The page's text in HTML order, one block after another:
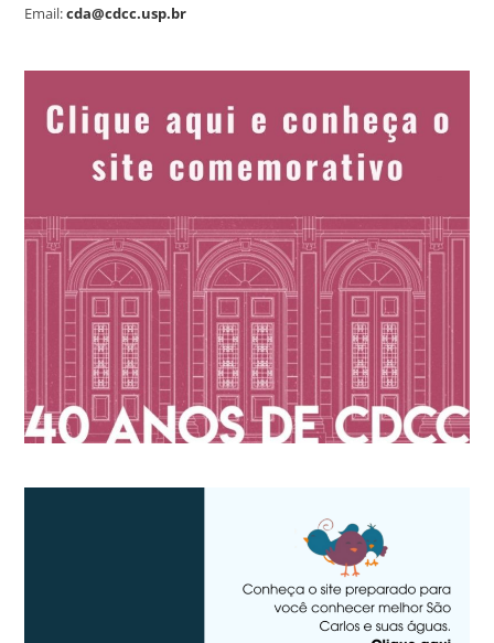
Email:cda@cdcc.usp.br